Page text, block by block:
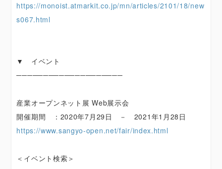
https://monoist.atmarkit.co.jp/mn/articles/2101/18/new
s067.html
▼ イベント
────────────────────
産業オープンネット展 Web展示会
開催期間 ：2020年7月29日 － 2021年1月28日
https://www.sangyo-open.net/fair/index.html
＜イベント検索＞